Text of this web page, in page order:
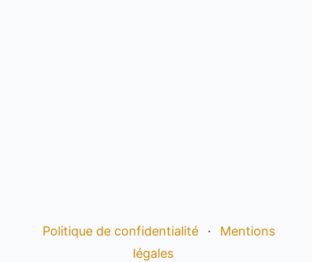
Politique de confidentialité ·
Mentions
légales